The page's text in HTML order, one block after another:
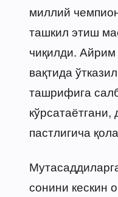
миллий
ташкил этиш
чиқилди.
вақтида
ташрифига
пастлигича
сонини кескин